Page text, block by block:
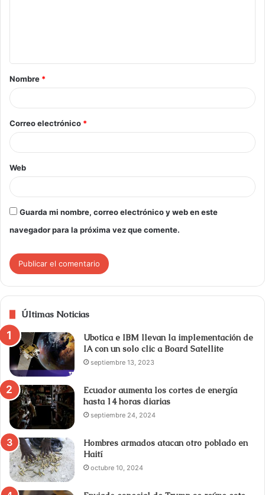
Nombre *
Correo electrónico *
Web
Guarda mi nombre, correo electrónico y web en este
navegador para la próxima vez que comente.
Últimas Noticias
Ubotica e IBM llevan la implementación de
IA con un solo clic a Board Satellite
septiembre 13, 2023
Ecuador aumenta los cortes de energía
hasta 14 horas diarias
septiembre 24, 2024
Hombres armados atacan otro poblado en
Haití
octubre 10, 2024